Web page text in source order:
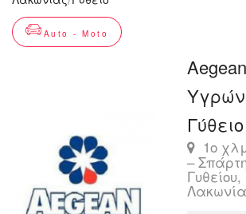
Auto - Moto
Γύθειο
1ο
–
Γυθείου,